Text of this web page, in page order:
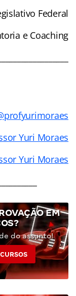
Federal
e Coaching
Yuri Moraes
Yuri Moraes
EM
do assunto!